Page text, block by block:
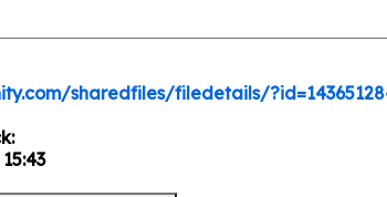
sharedfiles/filedetails/